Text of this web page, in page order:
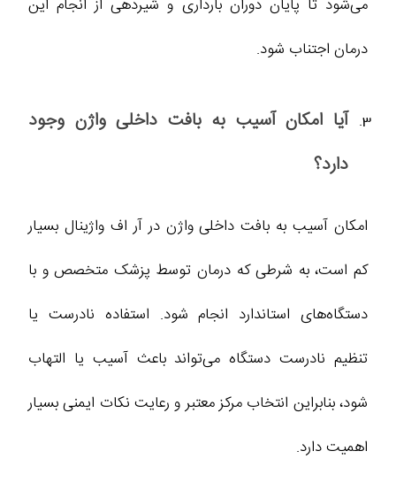
می‌شود تا پایان دوران بارداری و شیردهی از انجام این
درمان اجتناب شود.
آیا امکان آسیب به بافت داخلی واژن وجود
دارد؟
امکان آسیب به بافت داخلی واژن در آر اف واژینال بسیار
کم است، به شرطی که درمان توسط پزشک متخصص و با
دستگاه‌های استاندارد انجام شود. استفاده نادرست یا
تنظیم نادرست دستگاه می‌تواند باعث آسیب یا التهاب
شود، بنابراین انتخاب مرکز معتبر و رعایت نکات ایمنی بسیار
اهمیت دارد.